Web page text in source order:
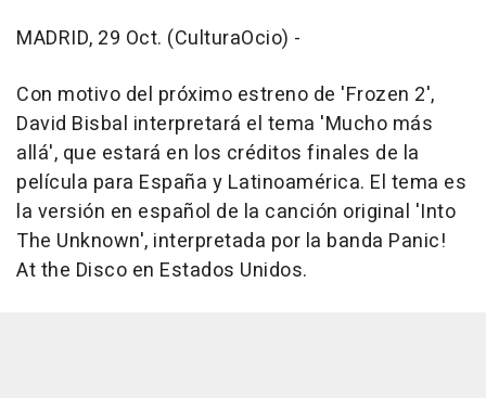
MADRID, 29 Oct. (CulturaOcio) -
Con motivo del próximo estreno de 'Frozen 2',
David Bisbal interpretará el tema 'Mucho más
allá', que estará en los créditos finales de la
película para España y Latinoamérica. El tema es
la versión en español de la canción original 'Into
The Unknown', interpretada por la banda Panic!
At the Disco en Estados Unidos.